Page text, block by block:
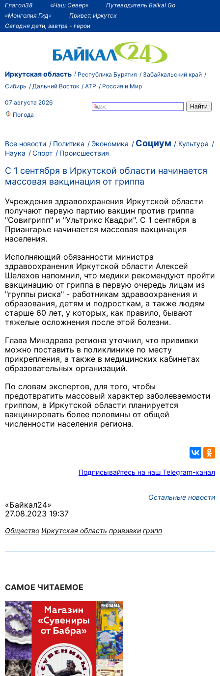
Глагол38 «Наш Север»
Путеводитель Baikal Go
«Монголия Гид»
Привет, Иркутск
Сегодня дети, завтра - герои
Иркутская область Республика Бурятия
Забайкальский край
Сибирь
Дальний Восток АТР Россия и Мир
07 августа 2026
Погода
Все новости Политика Экономика Социум
Культура
Наука
Спорт Происшествия
С 1 сентября в Иркутской области начинается
массовая вакцинация от гриппа
Учреждения здравоохранения Иркутской области
получают первую партию вакцин против гриппа
"Совигрипп" и "Ультрикс Квадри". С 1 сентября в
Приангарье начинается массовая вакцинация
населения.
Исполняющий обязанности министра
здравоохранения Иркутской области Алексей
Шелехов напомнил, что медики рекомендуют пройти
вакцинацию от гриппа в первую очередь лицам из
"группы риска" - работникам здравоохранения и
образования, детям и подросткам, а также людям
старше 60 лет, у которых, как правило, бывают
тяжелые осложнения после этой болезни.
Глава Минздрава региона уточнил, что прививки
можно поставить в поликлинике по месту
прикрепления, а также в медицинских кабинетах
образовательных организаций.
По словам экспертов, для того, чтобы
предотвратить массовый характер заболеваемости
гриппом, в Иркутской области планируется
вакцинировать более половины от общей
численности населения региона.
Подписывайтесь на наш Telegram-канал
Остальные новости
«Байкал24»
27.08.2023 19:37
Общество Иркутская область прививки грипп
САМОЕ ЧИТАЕМОЕ